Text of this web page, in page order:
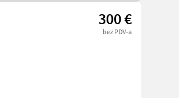
300 €
bez PDV-a